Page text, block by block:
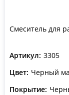
Смеситель для
Артикул: 3305
Цвет: Черный
Покрытие: